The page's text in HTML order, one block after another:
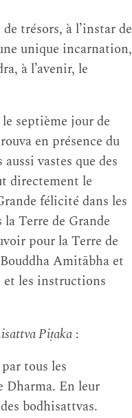
trésors, à l’instar de
unique incarnation,
à l’avenir, le
septième jour de
en présence du
vastes que des
directement le
félicité dans les
Terre de Grande
pour la Terre de
Amitābha et
et les instructions
Piṭaka :
tous les
Dharma. En leur
bodhisattvas.